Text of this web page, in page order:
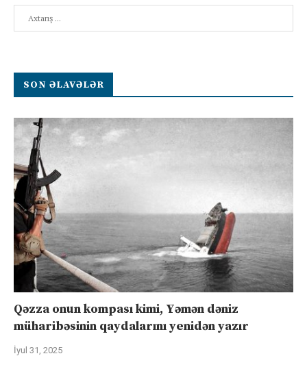
SON ƏLAVƏLƏR
Qəzza onun kompası kimi, Yəmən dəniz
müharibəsinin qaydalarını yenidən yazır
İyul 31, 2025